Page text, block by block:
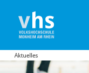
Aktuelles